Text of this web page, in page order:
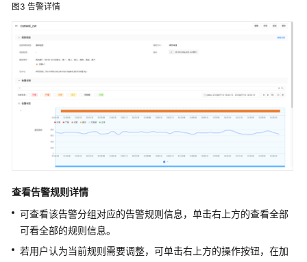
平
台
解
决
案
实
慧
务
共
享
图3 告警详情
查看告警规则详情
可查看该告警分组对应的告警规则信息，单击右上方的查看全部
可看全部的规则信息。
若用户认为当前规则需要调整，可单击右上方的操作按钮，在加